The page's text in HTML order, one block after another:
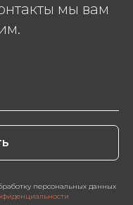
мы вам
персональных данных